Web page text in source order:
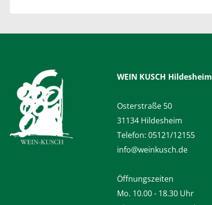
WEIN KUSCH Hildesheim
Osterstraße 50
31134 Hildesheim
Telefon: 05121/12155
info@weinkusch.de
Öffnungszeiten
Mo. 10.00 - 18.30 Uhr